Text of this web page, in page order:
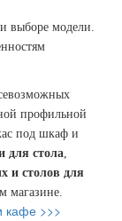
выборе модели.
профильной
под шкаф и
для стола,
и столов для
магазине.
кафе >>>